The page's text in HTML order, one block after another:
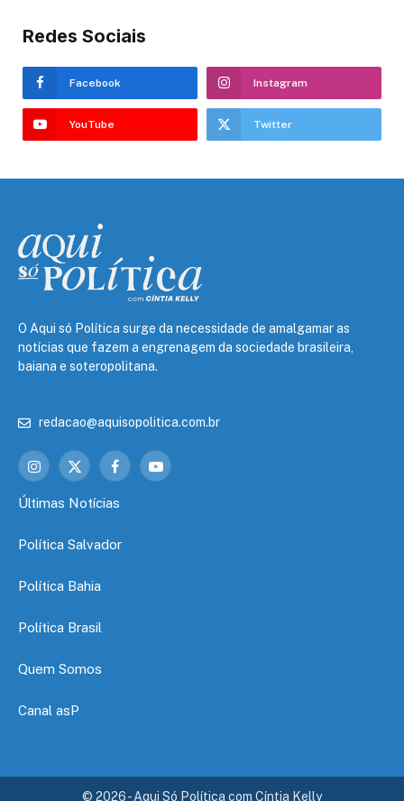
Redes Sociais
Facebook Instagram
YouTube Twitter
O Aqui só Política surge da necessidade de amalgamar as
notícias que fazem a engrenagem da sociedade brasileira,
baiana e soteropolitana.
redacao@aquisopolitica.com.br
Instagram
X
FacebookYouTube
Últimas Notícias
Política Salvador
Política Bahia
Política Brasil
Quem Somos
Canal asP
© 2026 - Aqui Só Política com Cíntia Kelly